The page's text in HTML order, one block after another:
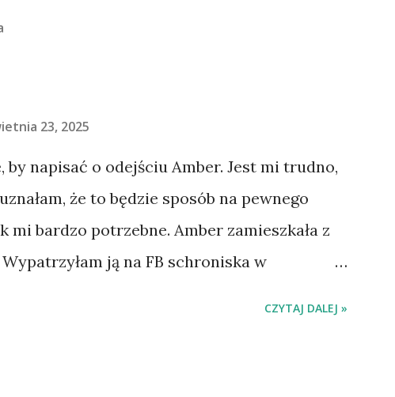
23, 2025
napisać o odejściu Amber. Jest mi trudno,
że to będzie sposób na pewnego
bardzo potrzebne. Amber zamieszkała z
ją na FB schroniska w
CZYTAJ DALEJ »